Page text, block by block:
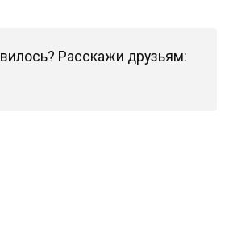
Расскажи друзьям: